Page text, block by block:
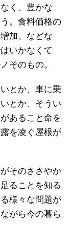
く、豊かな
。食料価格の
加、などな
いかなくて
そのもの。
とか、車に乗
とか、そうい
あること命を
を凌ぐ屋根が
そのささやか
ることを知る
様々な問題が
がら今の暮ら